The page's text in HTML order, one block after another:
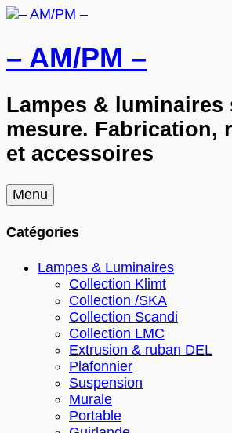
– AM/PM –
Lampes & luminaires
mesure. Fabrication,
et accessoires
Menu Skip
to
Catégories
Lampes & Luminaires
Collection Klimt
Collection /SKA
Collection Scandi
Collection LMC
Extrusion & ruban DEL
Plafonnier
Suspension
Murale
Portable